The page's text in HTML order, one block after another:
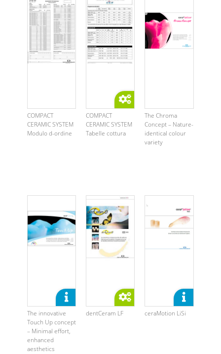
COMPACT
CERAMIC SYSTEM
Modulo d-ordine
COMPACT
CERAMIC SYSTEM
Tabelle cottura
The Chroma
Concept – Nature-
identical colour
variety
The innovative
Touch Up concept
– Minimal effort,
enhanced
aesthetics
dentCeram LF ceraMotion LiSi